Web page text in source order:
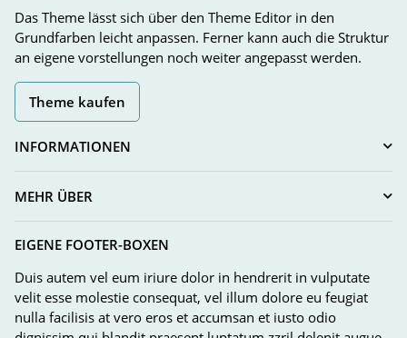
Das Theme lässt sich über den Theme Editor in den
Grundfarben leicht anpassen. Ferner kann auch die Struktur
an eigene vorstellungen noch weiter angepasst werden.
Theme kaufen
INFORMATIONEN
MEHR ÜBER
EIGENE FOOTER-BOXEN
Duis autem vel eum iriure dolor in hendrerit in vulputate
velit esse molestie consequat, vel illum dolore eu feugiat
nulla facilisis at vero eros et accumsan et iusto odio